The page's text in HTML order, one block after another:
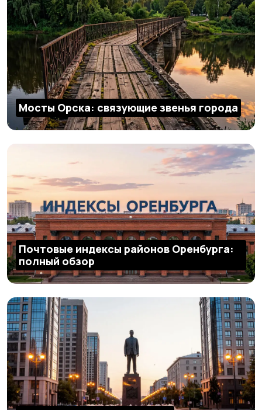
Мосты Орска: связующие звенья города
Почтовые индексы районов Оренбурга:
полный обзор